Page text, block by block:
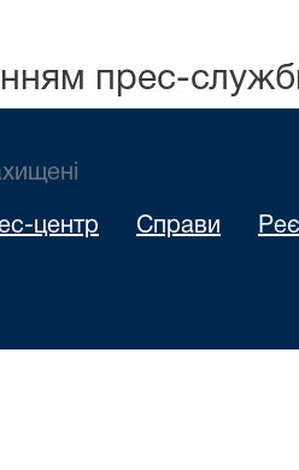
прес-
центр Справи